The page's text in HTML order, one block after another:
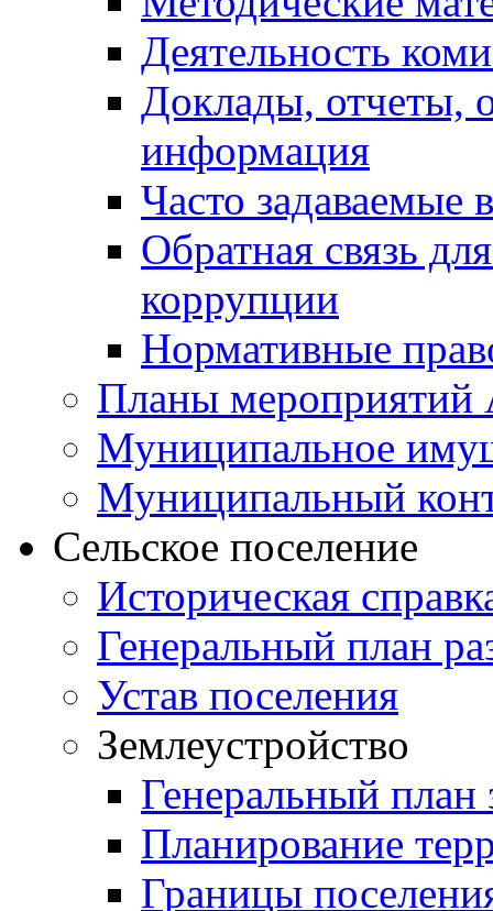
Деятельность
Доклады, отчеты,
информация
Часто задаваемые
Обратная связь
коррупции
Нормативные
Планы мероприятий
Муниципальное
Муниципальный
Сельское поселение
Историческая
Генеральный план
Устав поселения
Землеустройство
Генеральный план
Планирование
Границы